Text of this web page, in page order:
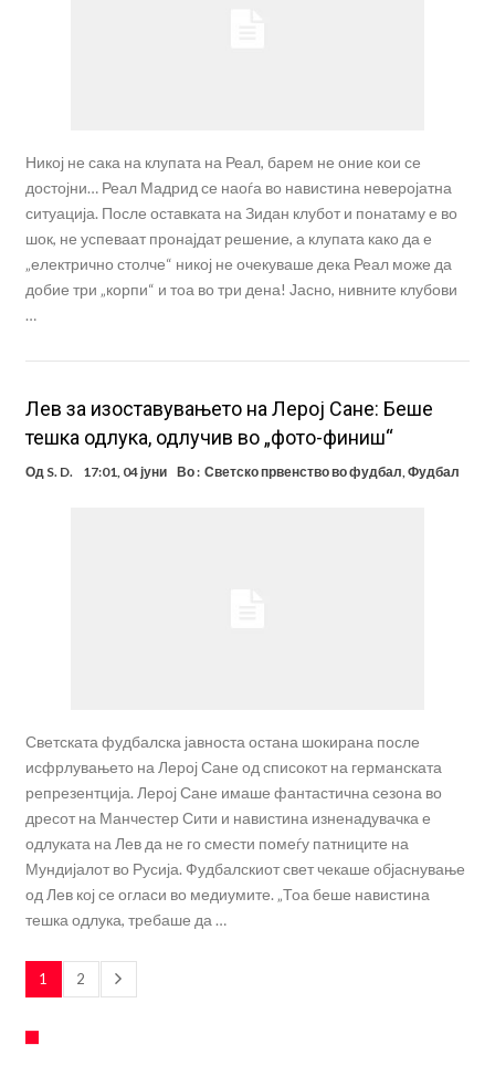
Никој не сака на клупата на Реал, барем не оние кои се
достојни… Реал Мадрид се наоѓа во навистина неверојатна
ситуација. После оставката на Зидан клубот и понатаму е во
шок, не успеваат пронајдат решение, а клупата како да е
„електрично столче“ никој не очекуваше дека Реал може да
добие три „корпи“ и тоа во три дена! Јасно, нивните клубови
…
Лев за изоставувањето на Лерој Сане: Беше
тешка одлука, одлучив во „фото-финиш“
Од S. D. 17:01, 04 јуни Во : Светско првенство во фудбал Фудбал
Светската фудбалска јавноста остана шокирана после
исфрлувањето на Лерој Сане од списокот на германската
репрезентција. Лерој Сане имаше фантастична сезона во
дресот на Манчестер Сити и навистина изненадувачка е
одлуката на Лев да не го смести помеѓу патниците на
Мундијалот во Русија. Фудбалскиот свет чекаше објаснување
од Лев кој се огласи во медиумите. „Тоа беше навистина
тешка одлука, требаше да …
1 2